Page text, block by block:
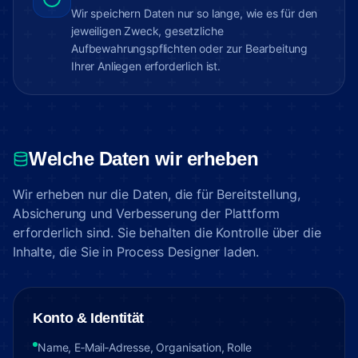
Wir speichern Daten nur so lange, wie es für den
jeweiligen Zweck, gesetzliche
Aufbewahrungspflichten oder zur Bearbeitung
Ihrer Anliegen erforderlich ist.
Welche Daten wir erheben
Wir erheben nur die Daten, die für Bereitstellung,
Absicherung und Verbesserung der Plattform
erforderlich sind. Sie behalten die Kontrolle über die
Inhalte, die Sie in Process Designer laden.
Konto & Identität
Name, E‑Mail‑Adresse, Organisation, Rolle